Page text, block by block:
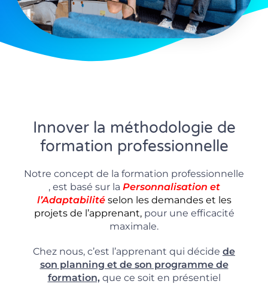
Innover la méthodologie de
formation professionnelle
Notre concept de la formation professionnelle
, est basé sur la Personnalisation et
l’Adaptabilité selon les demandes et les
projets de l’apprenant,pour une efficacité
maximale.
Chez nous, c’est l’apprenant qui décide de
son planning et de son programme de
formation,que ce soit en présentiel